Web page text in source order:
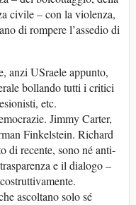
civile – con la violenza,
di rompere l’assedio di
anzi USraele appunto,
bollando tutti i critici
etc.
Jimmy Carter,
Finkelstein. Richard
di recente, sono né anti-
e il dialogo –
ascoltano solo sé